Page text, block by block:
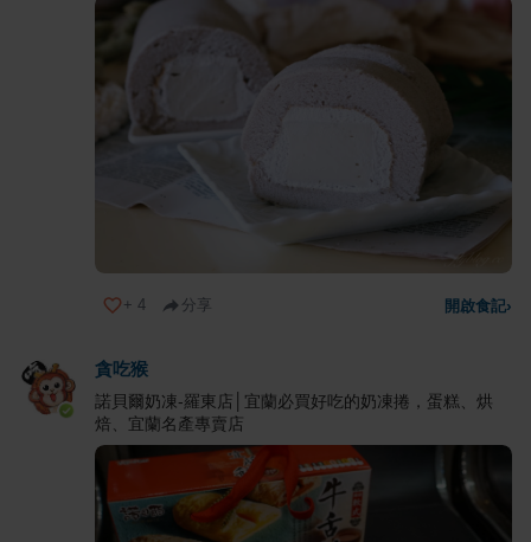
+ 4 分享 開啟食記›
貪吃猴
諾貝爾奶凍-羅東店│宜蘭必買好吃的奶凍捲，蛋糕、烘
焙、宜蘭名產專賣店